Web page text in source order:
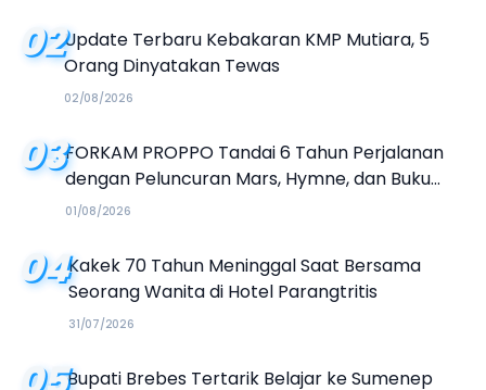
02Update Terbaru Kebakaran KMP Mutiara, 5
Orang Dinyatakan Tewas
02/08/2026
03FORKAM PROPPO Tandai 6 Tahun Perjalanan
dengan Peluncuran Mars, Hymne, dan Buku
Organisasi
01/08/2026
04Kakek 70 Tahun Meninggal Saat Bersama
Seorang Wanita di Hotel Parangtritis
31/07/2026
Bupati Brebes Tertarik Belajar ke Sumenep